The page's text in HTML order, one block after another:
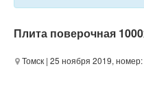
Плита поверочная
Томск | 25 ноября 2019,